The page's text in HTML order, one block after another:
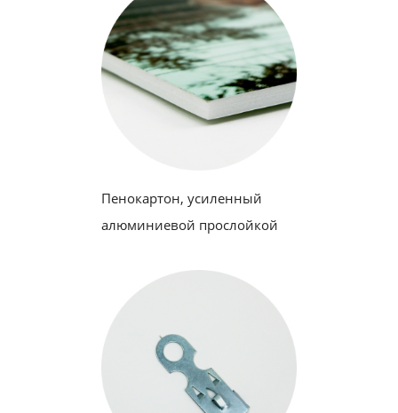
Пенокартон, усиленный
алюминиевой прослойкой